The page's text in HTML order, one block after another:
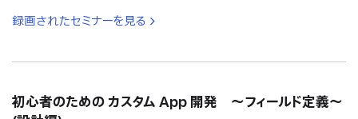
録画されたセミナーを見る
初心者のための カスタム App 開発 〜フィールド定義〜